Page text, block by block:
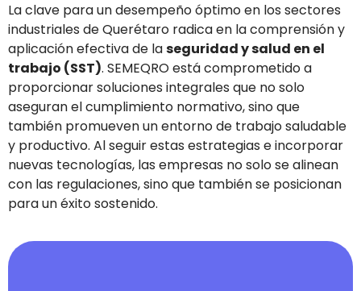
La clave para un desempeño óptimo en los sectores
industriales de Querétaro radica en la comprensión y
aplicación efectiva de laseguridad y salud en el
trabajo (SST). SEMEQRO está comprometido a
proporcionar soluciones integrales que no solo
aseguran el cumplimiento normativo, sino que
también promueven un entorno de trabajo saludable
y productivo. Al seguir estas estrategias e incorporar
nuevas tecnologías, las empresas no solo se alinean
con las regulaciones, sino que también se posicionan
para un éxito sostenido.